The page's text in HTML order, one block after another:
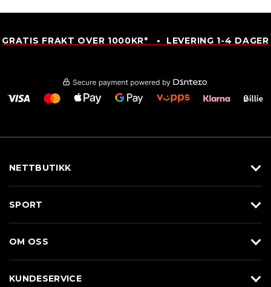
GRATIS FRAKT OVER 1000KR* • LEVERING 1-4 DAGER
NETTBUTIKK
Sko
Merkevarer
SPORT
Løp
OM OSS
KUNDESERVICE